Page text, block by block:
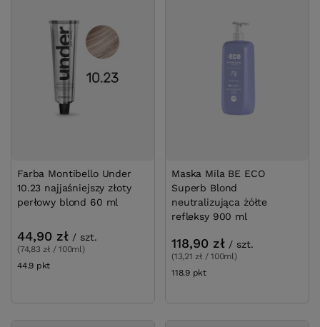
Farba Montibello Under
10.23 najjaśniejszy złoty
perłowy blond 60 ml
44,90 zł / szt.
(74,83 zł / 100ml)
44.9 pkt
Maska Mila BE ECO
Superb Blond
neutralizująca żółte
refleksy 900 ml
118,90 zł / szt.
(13,21 zł / 100ml)
118.9 pktpunktów